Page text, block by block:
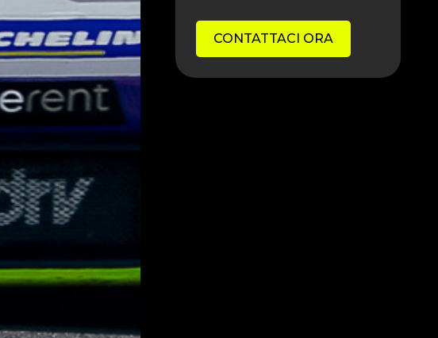
CONTATTACI ORA